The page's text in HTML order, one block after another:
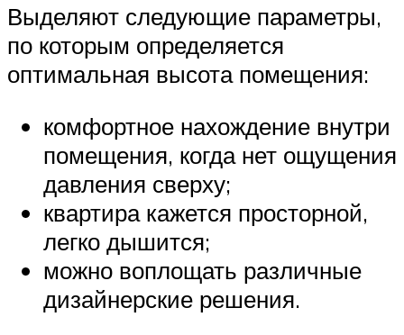
Выделяют следующие параметры,
по которым определяется
оптимальная высота помещения:
комфортное нахождение внутри
помещения, когда нет ощущения
давления сверху;
квартира кажется просторной,
легко дышится;
можно воплощать различные
дизайнерские решения.